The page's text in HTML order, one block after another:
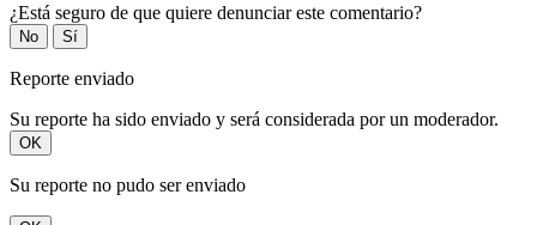
¿Está seguro de que quiere denunciar este comentario?
No Sí
Reporte enviado
Su reporte ha sido enviado y será considerada por un moderador.
OK
Su reporte no pudo ser enviado